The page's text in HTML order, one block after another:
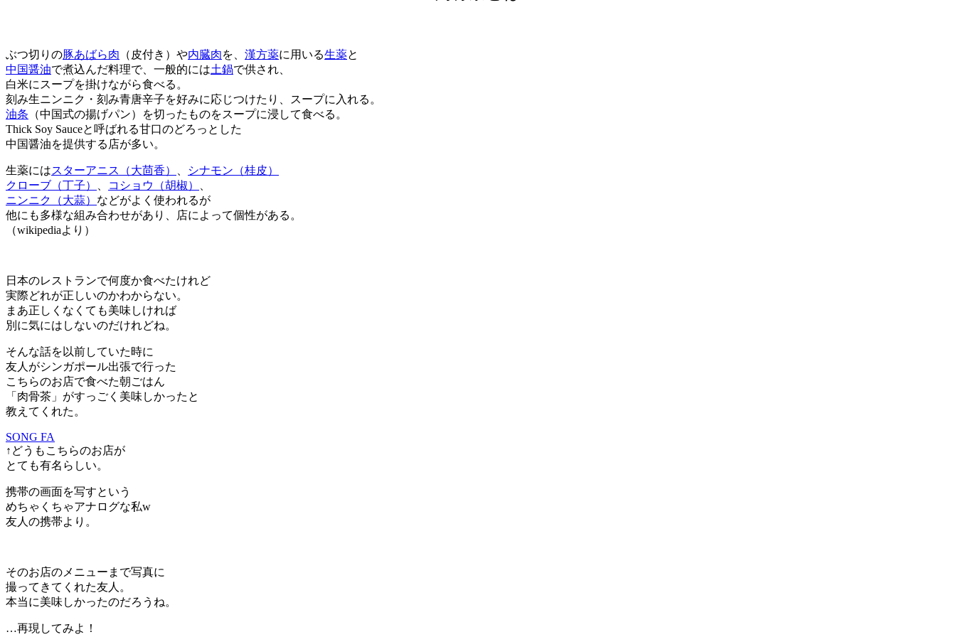
ぶつ切りの豚あばら肉 （皮付き）や内臓肉を、 漢方薬に用いる生薬と
中国醤油で煮込んだ料理で、一般的には土鍋で供され、
白米にスープを掛けながら食べる。
刻み生ニンニク・刻み青唐辛子を好みに応じつけたり、スープに入れる。
油条 （中国式の揚げパン）を切ったものをスープに浸して食べる。
Thick Soy Sauceと呼ばれる甘口のどろっとした
中国醤油を提供する店が多い。
生薬にはスターアニス（大茴香）
シナモン（桂皮）
クローブ（丁子）
コショウ（胡椒）
ニンニク（大蒜） などがよく使われるが
他にも多様な組み合わせがあり、店によって個性がある。
（wikipediaより）
日本のレストランで何度か食べたけれど
実際どれが正しいのかわからない。
まあ正しくなくても美味しければ
別に気にはしないのだけれどね。
そんな話を以前していた時に
友人がシンガポール出張で行った
こちらのお店で食べた朝ごはん
「肉骨茶」がすっごく美味しかったと
教えてくれた。
SONG FA
↑どうもこちらのお店が
とても有名らしい。
携帯の画面を写すという
めちゃくちゃアナログな私w
友人の携帯より。
そのお店のメニューまで写真に
撮ってきてくれた友人。
本当に美味しかったのだろうね。
…再現してみよ！